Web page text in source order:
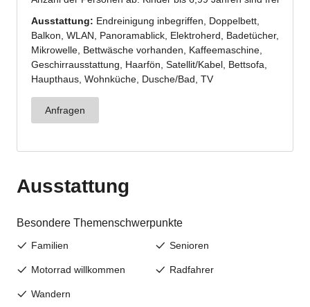
Jenesien auch in der Ferne immer ganz nah - mit
unserem Newsletter!
Melde dich jetzt an und hol dir die neuesten Infos zu